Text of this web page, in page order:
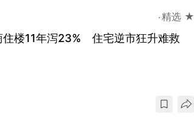
精选 ★
楼11年泻23% 住宅逆市狂升难救